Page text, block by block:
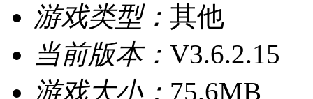
游戏类型： 其他
当前版本： V3.6.2.15
游戏大小： 75.6MB